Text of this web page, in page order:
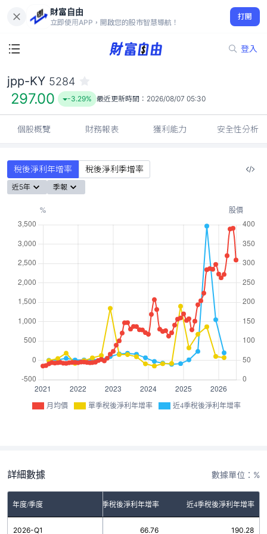
財富自由
立即使用APP，開啟您的股市智慧導航！
打開
登入
297.00
-3.29%
jpp-KY 5284
297.00 -3.29% 最近更新時間： 2026/08/07 05:30
個股概覽 財務報表 獲利能力 安全性分析
稅後淨利年增率 稅後淨利季增率
近5年 季報
月均價 單季稅後淨利年增率 近4季稅後淨利年增率
詳細數據 數據單位：%
年度/季度 單季稅後淨利年增率 近4季稅後淨利年增率
2026-Q1 66.76 190.28